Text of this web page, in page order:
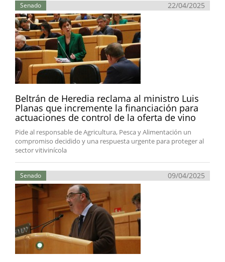
Senado 22/04/2025
Beltrán de Heredia reclama al ministro Luis
Planas que incremente la financiación para
actuaciones de control de la oferta de vino
Pide al responsable de Agricultura, Pesca y Alimentación un
compromiso decidido y una respuesta urgente para proteger al
sector vitivinícola
Senado 09/04/2025